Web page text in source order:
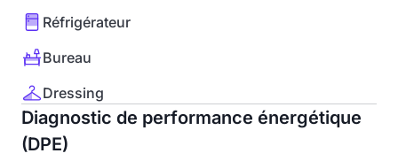
Réfrigérateur
Bureau
Dressing
Diagnostic de performance énergétique
(DPE)